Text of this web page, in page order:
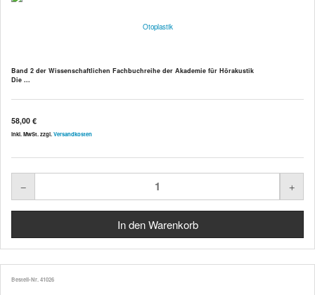
Otoplastik
Band 2 der Wissenschaftlichen Fachbuchreihe der Akademie für Hörakustik
Die ...
58,00 €
inkl. MwSt. zzgl. Versandkosten
Bestell-Nr. 41026